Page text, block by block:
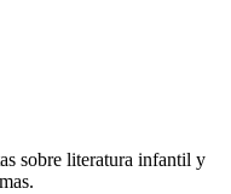
sobre literatura infantil y